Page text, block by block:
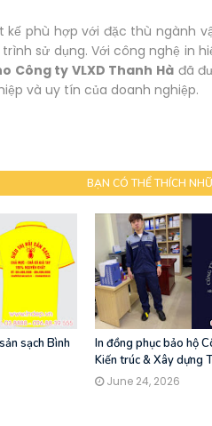
kế phù hợp với đặc thù ngành
sử dụng. Với công nghệ in
Công ty VLXD Thanh Hàđã
và uy tín của doanh nghiệp.
BẠN CÓ THỂ THÍCH
sạch Bình
In đồng phục bảo hộ
Kiến trúc & Xây dựng
June 24, 2026